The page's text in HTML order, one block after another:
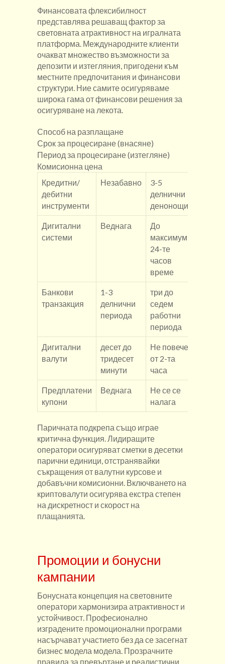
Финансовата флексибилност
представлява решаващ фактор за
световната атрактивност на игралната
платформа. Международните клиенти
очакват множество възможности за
депозити и изтегляния, пригодени към
местните предпочитания и финансови
структури. Ние самите осигуряваме
широка гама от финансови решения за
осигуряване на лекота.
Способ на разплащане
Срок за процесиране (внасяне)
Период за процесиране (изтегляне)
Комисионна цена
Кредитни/
дебитни
инструменти
Незабавно
3-5
делнични
денонощия
Дигитални
системи
Веднага
До
максимум
24-те
часов
време
Банкови
транзакция
1-3
делнични
периода
три до
седем
работни
периода
Дигитални
валути
десет до
тридесет
минути
Не повече
от 2-та
часа
Предплатени
купони
Веднага
Не се се
налага
Паричната подкрепа също играе
критична функция. Лидиращите
оператори осигуряват сметки в десетки
парични единици, отстранявайки
съкращения от валутни курсове и
добавъчни комисионни. Включването на
криптовалути осигурява екстра степен
на дискретност и скорост на
плащанията.
Промоции и бонусни
кампании
Бонусната концепция на световните
оператори хармонизира атрактивност и
устойчивост. Професионално
изградените промоционални програми
насърчават участието без да се засегнат
бизнес модела модела. Прозрачните
правила за превъртане и реалистични